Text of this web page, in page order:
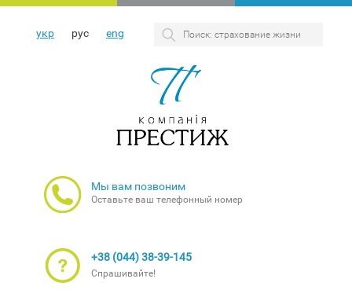
укр рус eng
Мы вам позвоним
Оставьте ваш телефонный номер
+38 (044) 38-39-145
Спрашивайте!